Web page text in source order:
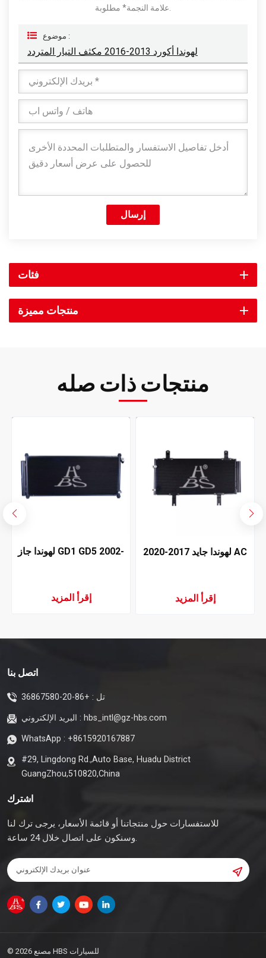
علامة النجمة* مطلوبة.
موضوع :
لهوندا أكورد 2013-2016 مكثف التيار المتردد
إرسال
فئات
منتجات مميزة
منتجات ذات صله
لهوندا جاز GD1 GD5 2002-
إقرأ المزيد
لهوندا جايد 2017-2020 AC
إقرأ المزيد
اتصل بنا
تل : +86-20-36867580
البريد الإلكتروني : hbs_intl@gz-hbs.com
WhatsApp : +8615920167887
#29, Lingdong Rd.,Auto Base, Huadu District
GuangZhou,510820,China
اشترك
للاستفسارات حول منتجاتنا أو قائمة الأسعار، يرجى ترك لنا
وسنكون على اتصال خلال 24 ساعة.
© 2026 مصنع HBS للسيارات